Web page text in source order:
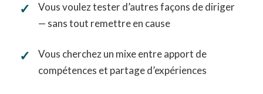
✓
Vous voulez tester d’autres façons de diriger
— sans tout remettre en cause
✓
Vous cherchez un mixe entre apport de
compétences et partage d’expériences